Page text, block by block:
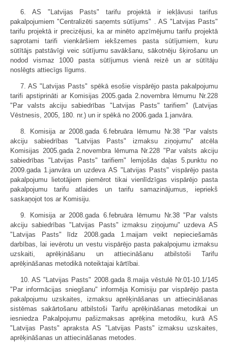
6. AS "Latvijas Pasts" tarifu projektā ir iekļāvusi tarifus
pakalpojumiem "Centralizēti saņemts sūtījums" . AS "Latvijas Pasts"
tarifu projektā ir precizējusi, ka ar minēto apzīmējumu tarifu projektā
saprotami tarifi vienkāršiem iekšzemes pasta sūtījumiem, kuru
sūtītājs patstāvīgi veic sūtījumu savākšanu, sākotnēju šķirošanu un
nodod vismaz 1000 pasta sūtījumus vienā reizē un ar sūtītāju
noslēgts attiecīgs līgums.
7. AS "Latvijas Pasts" spēkā esošie vispārējo pasta pakalpojumu
tarifi apstiprināti ar Komisijas 2005.gada 2.novembra lēmumu Nr.228
"Par valsts akciju sabiedrības "Latvijas Pasts" tarifiem" (Latvijas
Vēstnesis, 2005, 180. nr.) un ir spēkā no 2006.gada 1.janvāra.
8. Komisija ar 2008.gada 6.februāra lēmumu Nr.38 "Par valsts
akciju sabiedrības "Latvijas Pasts" izmaksu ziņojumu" atcēla
Komisijas 2005.gada 2.novembra lēmuma Nr.228 "Par valsts akciju
sabiedrības "Latvijas Pasts" tarifiem" lemjošās daļas 5.punktu no
2009.gada 1.janvāra un uzdeva AS "Latvijas Pasts" vispārējo pasta
pakalpojumu lietotājiem piemērot tikai vienlīdzīgas vispārējo pasta
pakalpojumu tarifu atlaides un tarifu samazinājumus, iepriekš
saskaņojot tos ar Komisiju.
9. Komisija ar 2008.gada 6.februāra lēmumu Nr.38 "Par valsts
akciju sabiedrības "Latvijas Pasts" izmaksu ziņojumu" uzdeva AS
"Latvijas Pasts" līdz 2008.gada 1.maijam veikt nepieciešamās
darbības, lai ievērotu un vestu vispārējo pasta pakalpojumu izmaksu
uzskaiti, aprēķināšanu un attiecināšanu atbilstoši Tarifu
aprēķināšanas metodikā noteiktajai kārtībai.
10. AS "Latvijas Pasts" 2008.gada 8.maija vēstulē Nr.01-10.1/145
"Par informācijas sniegšanu" informēja Komisiju par vispārējo pasta
pakalpojumu uzskaites, izmaksu aprēķināšanas un attiecināšanas
sistēmas sakārtošanu atbilstoši Tarifu aprēķināšanas metodikai un
iesniedza Pakalpojumu pašizmaksas aprēķina metodiku, kurā AS
"Latvijas Pasts" apraksta AS "Latvijas Pasts" izmaksu uzskaites,
aprēķināšanas un attiecināšanas metodes.